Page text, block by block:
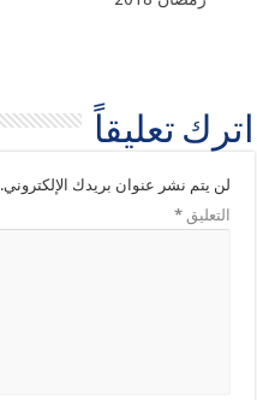
اترك تعليقاً
لن يتم نشر عنوان بريدك الإلكتروني.
التعليق*